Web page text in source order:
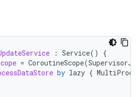
: Service()
{
= CoroutineScope(
by lazy {